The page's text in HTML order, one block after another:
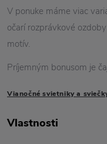
V ponuke máme viac
očarí rozprávkové
motív.
Príjemným bonusom je
Vianočné svietniky a
Vlastnosti